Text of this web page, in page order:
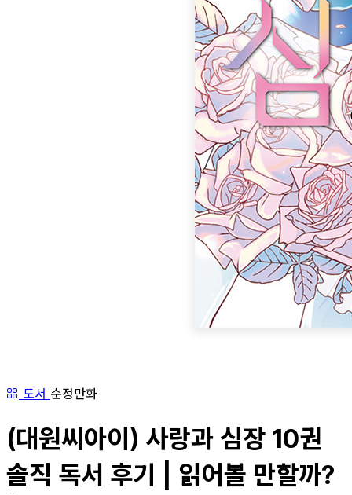
도서 순정만화
(대원씨아이) 사랑과 심장 10권
솔직 독서 후기 | 읽어볼 만할까?